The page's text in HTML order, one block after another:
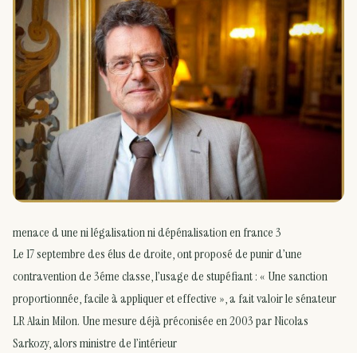
menace d une ni légalisation ni dépénalisation en france 3
Le 17 septembre des élus de droite, ont proposé de punir d’une
contravention de 3éme classe, l’usage de stupéfiant : « Une sanction
proportionnée, facile à appliquer et effective », a fait valoir le sénateur
LR Alain Milon. Une mesure déjà préconisée en 2003 par Nicolas
Sarkozy, alors ministre de l’intérieur